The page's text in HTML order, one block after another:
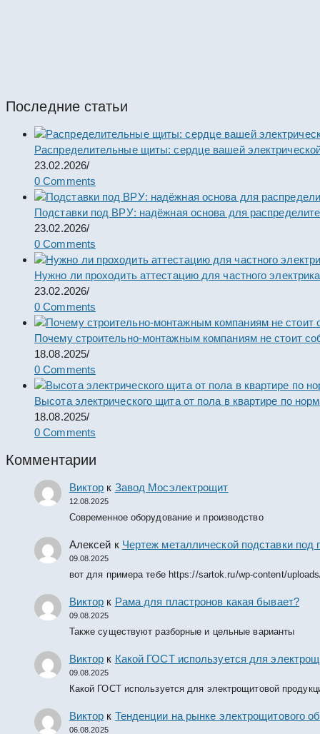
Последние статьи
Распределительные щиты: сердце вашей
23.02.2026/
0 Comments
Подставки под ВРУ: надёжная основа для
23.02.2026/
0 Comments
Нужно ли проходить аттестацию для частного
23.02.2026/
0 Comments
Почему строительно-монтажным компаниям не стоит
18.08.2025/
0 Comments
Высота электрического щита от пола в квартире по
18.08.2025/
0 Comments
Комментарии
Виктор к Завод Мосэлектрощит
12.08.2025
Современное оборудование и производство
Алексей к Чертеж металлической подставки
09.08.2025
вот для примера тебе https://sartok.ru/wp-content/
Виктор к Рама для пластронов какая бывает?
09.08.2025
Также существуют разборные и цельные варианты
Виктор к Какой ГОСТ используется для
09.08.2025
Какой ГОСТ используется для электрощитовой
Виктор к Тенденции на рынке электрощитового
06.08.2025